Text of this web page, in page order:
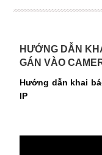
HƯỚNG DẪN
GÁN VÀO
Hướng dẫn khai
IP